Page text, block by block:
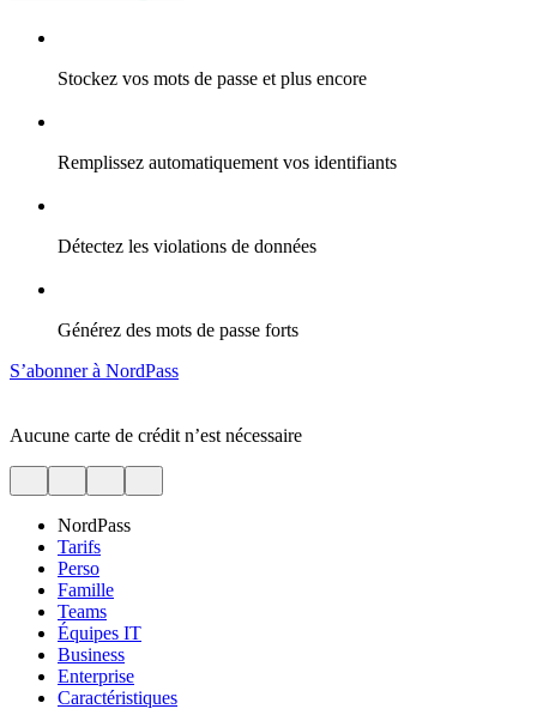
Stockez vos mots de passe et plus encore
Remplissez automatiquement vos identifiants
Détectez les violations de données
Générez des mots de passe forts
S’abonner à NordPass
Aucune carte de crédit n’est nécessaire
NordPass
Tarifs
Perso
Famille
Teams
Équipes IT
Business
Enterprise
Caractéristiques